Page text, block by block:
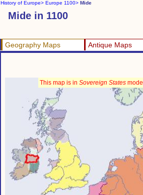
History of Europe> Europe 1100> Mide
Mide in 1100
Geography Maps Antique Maps
This map is in Sovereign States